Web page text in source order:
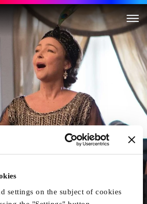
settings on the subject of cookies